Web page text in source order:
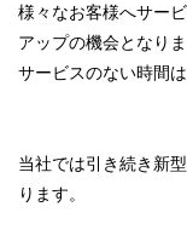
様々なお客様へサー
アップの機会となりま
サービスのない時間
当社では引き続き新
ります。